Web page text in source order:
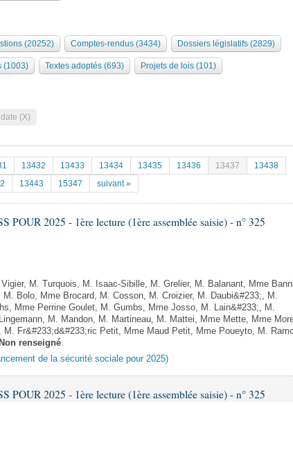
(20252) Comptes-rendus (3434) Dossiers législatifs (2829)
(1003) Textes adoptés (693) Projets de lois (101)
(X)
13432 13433 13434 13435 13436 13437
13438
13443 15347 suivant »
POUR 2025 - 1ère lecture (1ère assemblée saisie) - n° 325
M. Turquois, M. Isaac-Sibille, M. Grelier, M. Balanant, Mme
Bolo, Mme Brocard, M. Cosson, M. Croizier, M. Daubi&#233;, M.
Mme Perrine Goulet, M. Gumbs, Mme Josso, M. Lain&#233;, M.
M. Mandon, M. Martineau, M. Mattei, Mme Mette, Mme
Fr&#233;d&#233;ric Petit, Mme Maud Petit, Mme Poueyto, M.
Non renseigné
de la sécurité sociale pour 2025)
POUR 2025 - 1ère lecture (1ère assemblée saisie) - n° 325